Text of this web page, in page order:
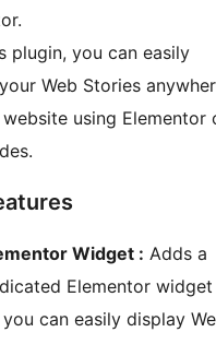
plugin, you can easily
Web Stories
using Elementor
Widget : Adds a
Elementor widget
can easily display